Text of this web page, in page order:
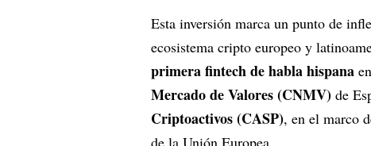
Esta inversión marca un punto de
ecosistema cripto europeo y
primera fintech de habla hispana
Mercado de Valores (CNMV) de
Criptoactivos (CASP), en el marco